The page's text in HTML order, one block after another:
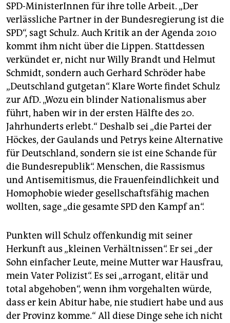
SPD-MinisterInnen für ihre tolle Arbeit. „Der
verlässliche Partner in der Bundesregierung ist die
SPD“, sagt Schulz. Auch Kritik an der Agenda 2010
kommt ihm nicht über die Lippen. Stattdessen
verkündet er, nicht nur Willy Brandt und Helmut
Schmidt, sondern auch Gerhard Schröder habe
„Deutschland gutgetan“. Klare Worte findet Schulz
zur AfD. „Wozu ein blinder Nationalismus aber
führt, haben wir in der ersten Hälfte des 20.
Jahrhunderts erlebt.“ Deshalb sei „die Partei der
Höckes, der Gaulands und Petrys keine Alternative
für Deutschland, sondern sie ist eine Schande für
die Bundesrepublik“. Menschen, die Rassismus
und Antisemitismus, die Frauenfeindlichkeit und
Homophobie wieder gesellschaftsfähig machen
wollten, sage „die gesamte SPD den Kampf an“.
Punkten will Schulz offenkundig mit seiner
Herkunft aus „kleinen Verhältnissen“. Er sei „der
Sohn einfacher Leute, meine Mutter war Hausfrau,
mein Vater Polizist“. Es sei „arrogant, elitär und
total abgehoben“, wenn ihm vorgehalten würde,
dass er kein Abitur habe, nie studiert habe und aus
der Provinz komme.“ All diese Dinge sehe ich nicht